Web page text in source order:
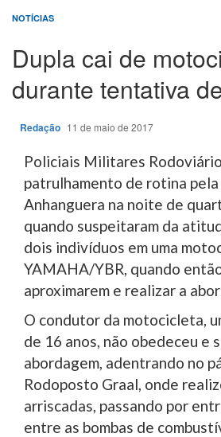
NOTÍCIAS
Dupla cai de
durante tentativa
Redação 11 de maio de 2017
Policiais Militares
patrulhamento de rotina
Anhanguera na noite de
quando suspeitaram da
dois indivíduos em uma
YAMAHA/YBR, quando
aproximarem e realizar a
O condutor da motocicleta,
de 16 anos, não obedeceu e
abordagem, adentrando no
Rodoposto Graal, onde
arriscadas, passando por
entre as bombas de